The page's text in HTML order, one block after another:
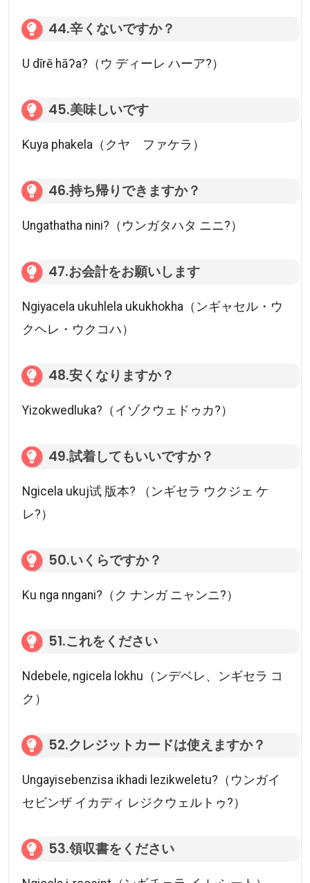
44.辛くないですか？
U dīrē hāʔa?（ウ ディーレ ハーア?）
45.美味しいです
Kuya phakela（クヤ ファケラ）
46.持ち帰りできますか？
Ungathatha nini?（ウンガタハタ ニニ?）
47.お会計をお願いします
Ngiyacela ukuhlela ukukhokha（ンギャセル・ウ
クヘレ・ウクコハ）
48.安くなりますか？
Yizokwedluka?（イゾクウェドゥカ?）
49.試着してもいいですか？
Ngicela ukuj试 版本? （ンギセラ ウクジェ ケ
レ?）
50.いくらですか？
Ku nga nngani?（ク ナンガ ニャンニ?）
51.これをください
Ndebele, ngicela lokhu（ンデベレ、ンギセラ コ
ク）
52.クレジットカードは使えますか？
Ungayisebenzisa ikhadi lezikweletu?（ウンガイ
セビンザ イカディ レジクウェルトゥ?）
53.領収書をください